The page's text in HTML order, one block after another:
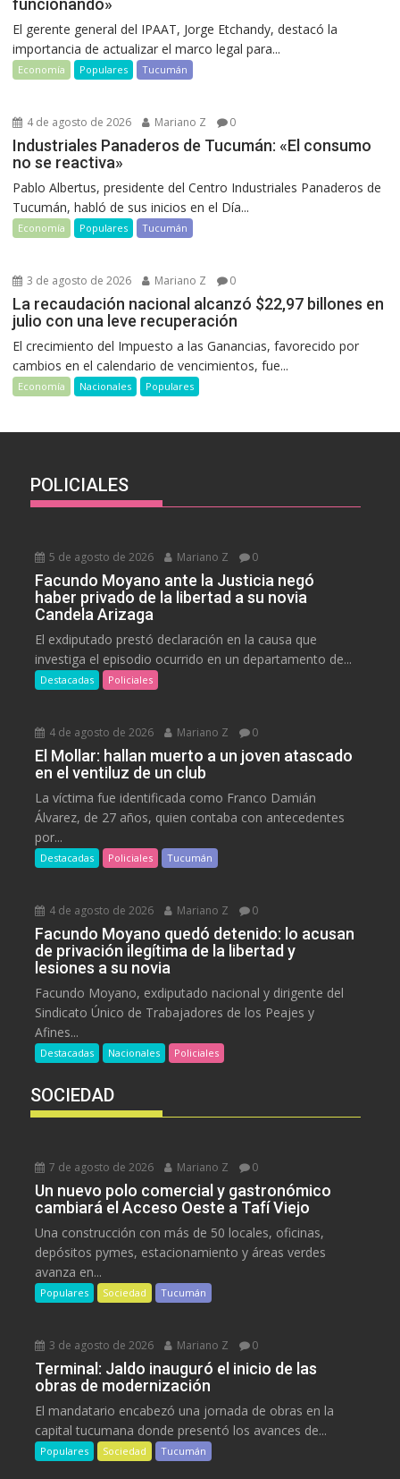
funcionando»
El gerente general del IPAAT, Jorge Etchandy, destacó la
importancia de actualizar el marco legal para...
Economía Populares Tucumán
4 de agosto de 2026 Mariano Z 0
Industriales Panaderos de Tucumán: «El consumo
no se reactiva»
Pablo Albertus, presidente del Centro Industriales Panaderos de
Tucumán, habló de sus inicios en el Día...
Economía Populares Tucumán
3 de agosto de 2026 Mariano Z 0
La recaudación nacional alcanzó $22,97 billones en
julio con una leve recuperación
El crecimiento del Impuesto a las Ganancias, favorecido por
cambios en el calendario de vencimientos, fue...
Economía Nacionales Populares
POLICIALES
5 de agosto de 2026 Mariano Z 0
Facundo Moyano ante la Justicia negó
haber privado de la libertad a su novia
Candela Arizaga
El exdiputado prestó declaración en la causa que
investiga el episodio ocurrido en un departamento de...
Destacadas Policiales
4 de agosto de 2026 Mariano Z 0
El Mollar: hallan muerto a un joven atascado
en el ventiluz de un club
La víctima fue identificada como Franco Damián
Álvarez, de 27 años, quien contaba con antecedentes
por...
Destacadas Policiales Tucumán
4 de agosto de 2026 Mariano Z 0
Facundo Moyano quedó detenido: lo acusan
de privación ilegítima de la libertad y
lesiones a su novia
Facundo Moyano, exdiputado nacional y dirigente del
Sindicato Único de Trabajadores de los Peajes y
Afines...
Destacadas Nacionales Policiales
SOCIEDAD
7 de agosto de 2026 Mariano Z 0
Un nuevo polo comercial y gastronómico
cambiará el Acceso Oeste a Tafí Viejo
Una construcción con más de 50 locales, oficinas,
depósitos pymes, estacionamiento y áreas verdes
avanza en...
Populares Sociedad Tucumán
3 de agosto de 2026 Mariano Z 0
Terminal: Jaldo inauguró el inicio de las
obras de modernización
El mandatario encabezó una jornada de obras en la
capital tucumana donde presentó los avances de...
Populares Sociedad Tucumán